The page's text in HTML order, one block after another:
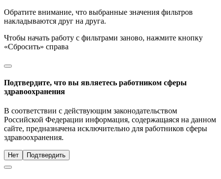
Обратите внимание, что выбранные значения фильтров
накладываются друг на друга.
Чтобы начать работу с фильтрами заново, нажмите кнопку
«Сбросить» справа
Подтвердите, что вы являетесь работником сферы
здравоохранения
В соответствии с действующим законодательством
Российской Федерации информация, содержащаяся на данном
сайте, предназначена исключительно для работников сферы
здравоохранения.
Нет Подтвердить